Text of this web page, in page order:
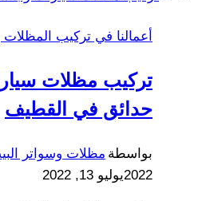
برجولات
خشبية
الشرقية
الخبر
أعمالنا في تركيب المظلات
تركيب مظلات
حدائق في القطيف
بواسطة مظلات وسواتر
2022يوليو 13, 2022